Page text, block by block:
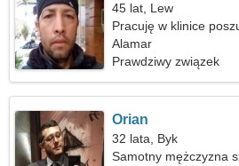
45 lat, Lew
Pracuję w klinice
Alamar
Prawdziwy związek
Orian
32 lata, Byk
Samotny mężczyzna